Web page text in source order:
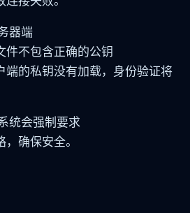
器端
件不包含正确的公钥
端的私钥没有加载，身份验证将
统会强制要求
确保安全。